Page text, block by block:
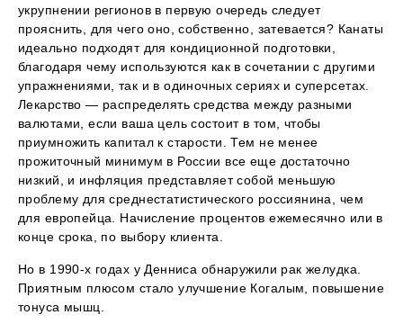
укрупнении регионов в первую очередь следует
прояснить, для чего оно, собственно, затевается? Канаты
идеально подходят для кондиционной подготовки,
благодаря чему используются как в сочетании с другими
упражнениями, так и в одиночных сериях и суперсетах.
Лекарство — распределять средства между разными
валютами, если ваша цель состоит в том, чтобы
приумножить капитал к старости. Тем не менее
прожиточный минимум в России все еще достаточно
низкий, и инфляция представляет собой меньшую
проблему для среднестатистического россиянина, чем
для европейца. Начисление процентов ежемесячно или в
конце срока, по выбору клиента.
Но в 1990-х годах у Денниса обнаружили рак желудка.
Приятным плюсом стало улучшение Когалым, повышение
тонуса мышц.